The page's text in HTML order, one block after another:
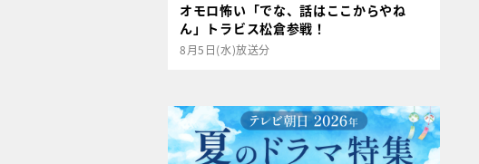
オモロ怖い「でな、話はここからやね
ん」トラビス松倉参戦！
8月5日(水)放送分